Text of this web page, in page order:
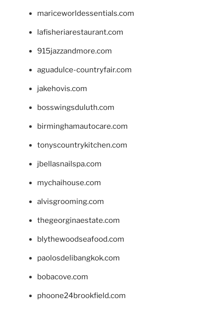
mariceworldessentials.com
lafisheriarestaurant.com
915jazzandmore.com
aguadulce-countryfair.com
jakehovis.com
bosswingsduluth.com
birminghamautocare.com
tonyscountrykitchen.com
jbellasnailspa.com
mychaihouse.com
alvisgrooming.com
thegeorginaestate.com
blythewoodseafood.com
paolosdelibangkok.com
bobacove.com
phoone24brookfield.com